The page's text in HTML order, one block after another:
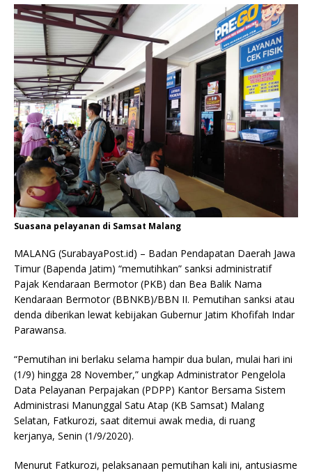
Suasana pelayanan di Samsat Malang
MALANG (SurabayaPost.id) – Badan Pendapatan Daerah Jawa
Timur (Bapenda Jatim) “memutihkan” sanksi administratif
Pajak Kendaraan Bermotor (PKB) dan Bea Balik Nama
Kendaraan Bermotor (BBNKB)/BBN II. Pemutihan sanksi atau
denda diberikan lewat kebijakan Gubernur Jatim Khofifah Indar
Parawansa.
“Pemutihan ini berlaku selama hampir dua bulan, mulai hari ini
(1/9) hingga 28 November,” ungkap Administrator Pengelola
Data Pelayanan Perpajakan (PDPP) Kantor Bersama Sistem
Administrasi Manunggal Satu Atap (KB Samsat) Malang
Selatan, Fatkurozi, saat ditemui awak media, di ruang
kerjanya, Senin (1/9/2020).
Menurut Fatkurozi, pelaksanaan pemutihan kali ini, antusiasme